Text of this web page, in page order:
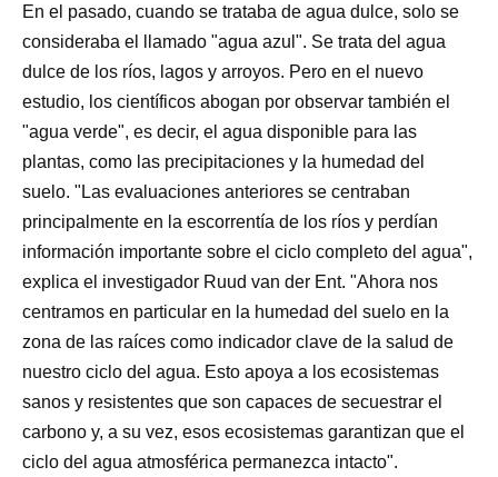
En el pasado, cuando se trataba de agua dulce, solo se
consideraba el llamado "agua azul". Se trata del agua
dulce de los ríos, lagos y arroyos. Pero en el nuevo
estudio, los científicos abogan por observar también el
"agua verde", es decir, el agua disponible para las
plantas, como las precipitaciones y la humedad del
suelo. "Las evaluaciones anteriores se centraban
principalmente en la escorrentía de los ríos y perdían
información importante sobre el ciclo completo del agua",
explica el investigador Ruud van der Ent. "Ahora nos
centramos en particular en la humedad del suelo en la
zona de las raíces como indicador clave de la salud de
nuestro ciclo del agua. Esto apoya a los ecosistemas
sanos y resistentes que son capaces de secuestrar el
carbono y, a su vez, esos ecosistemas garantizan que el
ciclo del agua atmosférica permanezca intacto".